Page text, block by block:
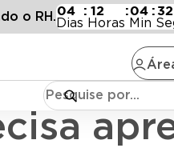
o RH.04
Dias
: 12
Horas
:04
Min
: 31
com Luiza Trajano